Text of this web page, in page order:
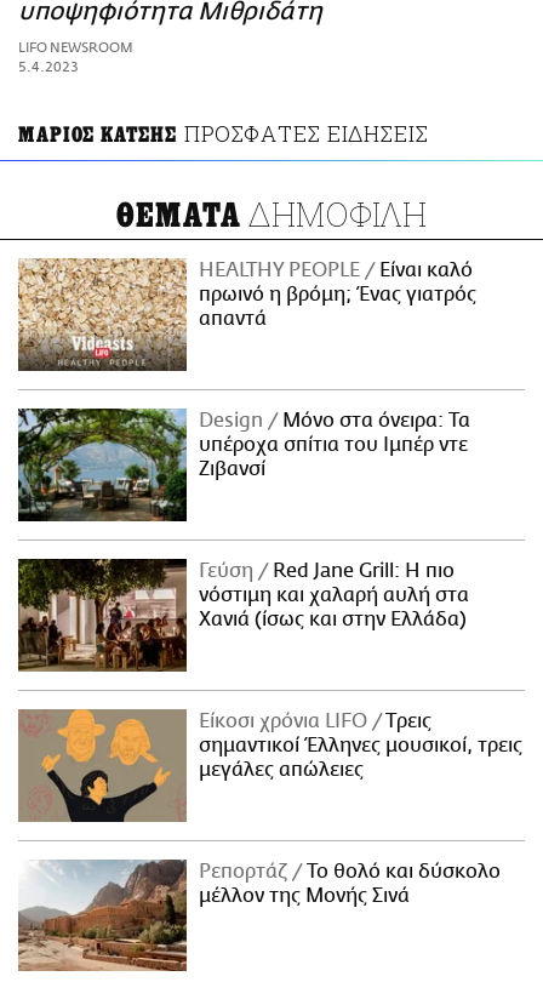
PRINT
υποψηφιότητα Μιθριδάτη
LIFO NEWSROOM
5.4.2023
ΜΑΡΙΟΣ ΚΑΤΣΗΣ ΠΡΟΣΦΑΤΕΣ ΕΙΔΗΣΕΙΣ
ΘΕΜΑΤΑ ΔΗΜΟΦΙΛΗ
HEALTHY PEOPLE
Είναι καλό
πρωινό η βρόμη; Ένας γιατρός
απαντά
Design
Μόνο στα όνειρα: Τα
υπέροχα σπίτια του Ιμπέρ ντε
Ζιβανσί
Γεύση
Red Jane Grill: Η πιο
νόστιμη και χαλαρή αυλή στα
Χανιά (ίσως και στην Ελλάδα)
Είκοσι χρόνια LIFO
Tρεις
σημαντικοί Έλληνες μουσικοί, τρεις
μεγάλες απώλειες
Ρεπορτάζ
Το θολό και δύσκολο
μέλλον της Μονής Σινά